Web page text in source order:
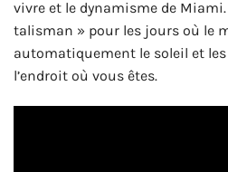
vivre et le dynamisme de
talisman » pour les jours où le
automatiquement le soleil et
l’endroit où vous êtes.